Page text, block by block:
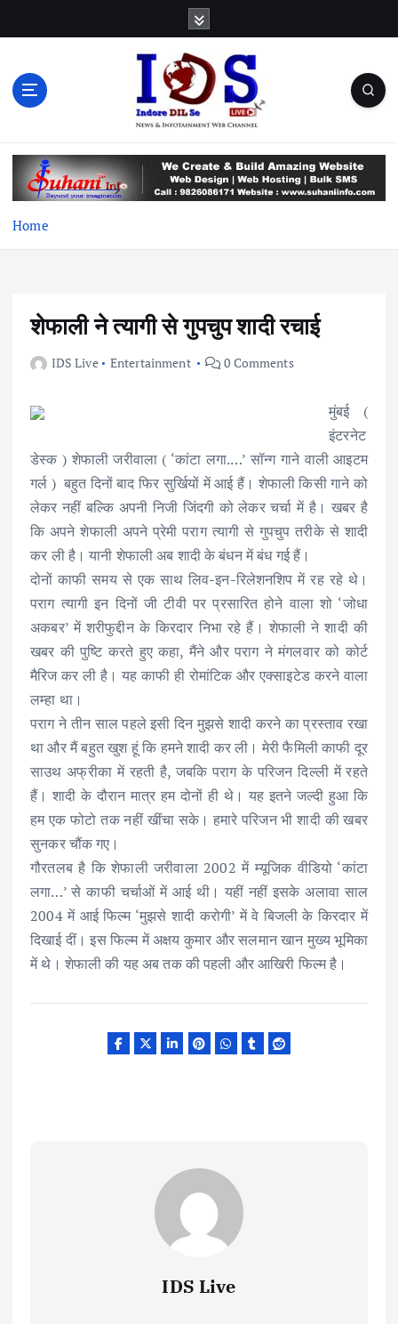
t
Home
शेफाली ने त्यागी से गुपचुप शादी रचाई
IDS Live Entertainment 0 Comments
मुंबई (
इंटरनेट
डेस्क ) शेफाली जरीवाला ( ‘कांटा लगा.…’ सॉन्ग गाने वाली आइटम
गर्ल ) बहुत दिनों बाद फिर सुर्खियों में आई हैं। शेफाली किसी गाने को
लेकर नहीं बल्कि अपनी निजी जिंदगी को लेकर चर्चा में है। खबर है
कि अपने शेफाली अपने प्रेमी पराग त्यागी से गुपचुप तरीके से शादी
कर ली है। यानी शेफाली अब शादी के बंधन में बंध गई हैं।
दोनों काफी समय से एक साथ लिव-इन-रिलेशनशिप में रह रहे थे।
पराग त्यागी इन दिनों जी टीवी पर प्रसारित होने वाला शो ‘जोधा
अकबर’ में शरीफुद्दीन के किरदार निभा रहे हैं। शेफाली ने शादी की
खबर की पुष्टि करते हुए कहा, मैंने और पराग ने मंगलवार को कोर्ट
मैरिज कर ली है। यह काफी ही रोमांटिक और एक्साइटेड करने वाला
लम्हा था।
पराग ने तीन साल पहले इसी दिन मुझसे शादी करने का प्रस्ताव रखा
था और मैं बहुत खुश हूं कि हमने शादी कर ली। मेरी फैमिली काफी दूर
साउथ अफ्रीका में रहती है, जबकि पराग के परिजन दिल्ली में रहते
हैं। शादी के दौरान मात्र हम दोनों ही थे। यह इतने जल्दी हुआ कि
हम एक फोटो तक नहीं खींचा सके। हमारे परिजन भी शादी की खबर
सुनकर चौंक गए।
गौरतलब है कि शेफाली जरीवाला 2002 में म्यूजिक वीडियो ‘कांटा
लगा…’ से काफी चर्चाओं में आई थी। यहीं नहीं इसके अलावा साल
2004 में आई फिल्म ‘मुझसे शादी करोगी’ में वे बिजली के किरदार में
दिखाई दीं। इस फिल्म में अक्षय कुमार और सलमान खान मुख्य भूमिका
में थे। शेफाली की यह अब तक की पहली और आखिरी फिल्म है।
IDS Live